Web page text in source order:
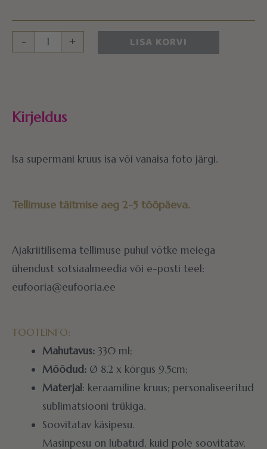
- + LISA KORVI
Kirjeldus
Isa supermani kruus isa või vanaisa foto järgi.
Tellimuse täitmise aeg 2-5 tööpäeva.
Ajakriitilisema tellimuse puhul võtke meiega
ühendust sotsiaalmeedia või e-posti teel:
eufooria@eufooria.ee
TOOTEINFO:
Mahutavus: 330 ml;
Mõõdud: Ø 8.2 x kõrgus 9.5cm;
Materjal : keraamiline kruus; personaliseeritud
sublimatsiooni trükiga.
Soovitatav käsipesu.
Masinpesu on lubatud, kuid pole soovitatav,